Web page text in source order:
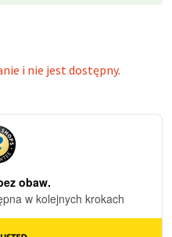
i nie jest dostępny.